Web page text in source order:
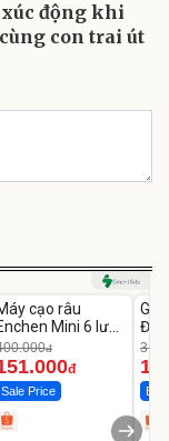
xúc động khi
con trai út
-62%cạo râu
Mini 6 lưỡi
kép mỏng
đ
đ
Sale Price
Đùi